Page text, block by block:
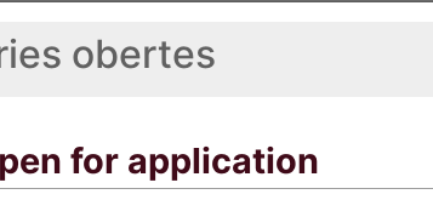
obertes
for application